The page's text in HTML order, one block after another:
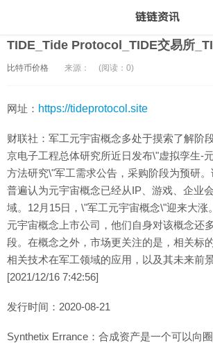
TIDE_Tide Protocol_TIDE交易所
比特币价格 来源： (阅读：0)
网址： https://tideprotocol.site
财联社：军工元宇宙概念多处于摸索了解阶
京电子工程总体研究所近日发布\"虚拟孪生-
方法研究\"军工需求公告，采购阶段为预研
普遍认为元宇宙概念已经从IP、游戏、企业
域。12月15日，\"军工元宇宙概念\"迎来大涨
元宇宙概念上市公司，他们自身对该概念还
段。在概念之外，市场更关注的是，相关标
相关技术在军工领域的应用，以及其未来前
[2021/12/16 7:42:56]
发行时间：2020-08-21
Synthetix Errance：合成资产是一个可以向